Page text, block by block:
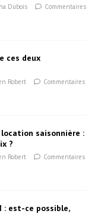
Dubois
Commentaires
ces deux
Robert
Commentaires
saisonnière :
?
Robert
Commentaires
: est-ce possible,